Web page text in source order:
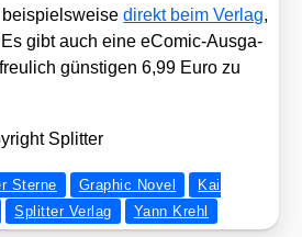
bei­spiels­wei­sedirekt beim Ver­lag,
Es gibt auch eine eCo­mic-Aus­ga­
güns­ti­gen 6,99 Euro zu
Split­ter
Sterne Graphic Novel
Kai
Splitter Verlag Yann Krehl